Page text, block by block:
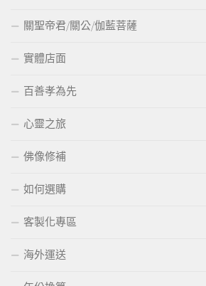
關聖帝君/關公/伽藍菩薩
實體店面
百善孝為先
心靈之旅
佛像修補
如何選購
客製化專區
海外運送